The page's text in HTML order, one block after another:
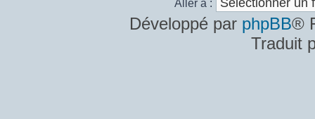
Aller à :
Développé par phpBB®
Traduit